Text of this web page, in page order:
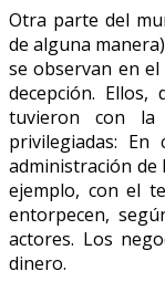
Otra parte del
de alguna
se observan en
decepción.
tuvieron con la
privilegiadas:
administración
ejemplo, con el
entorpecen,
actores. Los
dinero.